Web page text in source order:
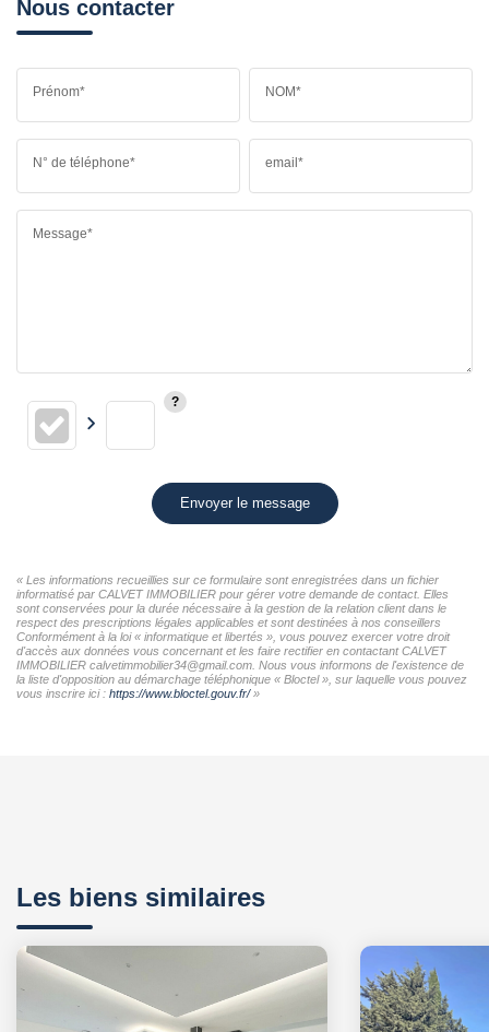
Nous contacter
Prénom* NOM*
N° de téléphone* email*
Message*
Envoyer le message
« Les informations recueillies sur ce formulaire sont enregistrées dans un fichier
informatisé par CALVET IMMOBILIER pour gérer votre demande de contact. Elles
sont conservées pour la durée nécessaire à la gestion de la relation client dans le
respect des prescriptions légales applicables et sont destinées à nos conseillers
Conformément à la loi « informatique et libertés », vous pouvez exercer votre droit
d'accès aux données vous concernant et les faire rectifier en contactant CALVET
IMMOBILIER calvetimmobilier34@gmail.com. Nous vous informons de l'existence de
la liste d'opposition au démarchage téléphonique « Bloctel », sur laquelle vous pouvez
vous inscrire ici : https://www.bloctel.gouv.fr/»
Les biens similaires